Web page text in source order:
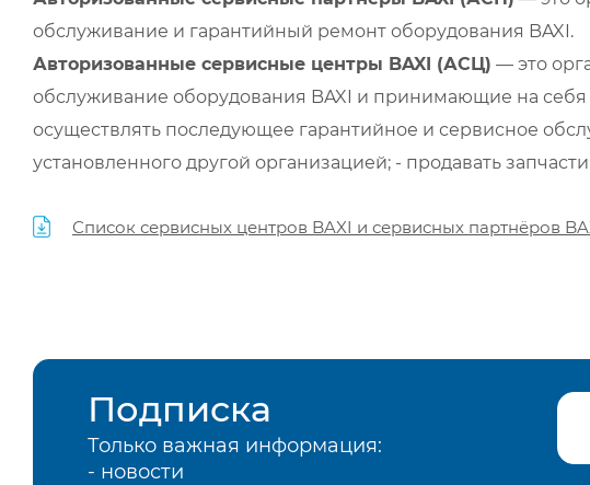
обслуживание и гарантийный ремонт оборудования BAXI.
Авторизованные сервисные центры BAXI (АСЦ) — это
обслуживание оборудования BAXI и принимающие на
осуществлять последующее гарантийное и сервисное
установленного другой организацией; - продавать
Список сервисных центров BAXI и сервисных партнёров
Подписка
Только важная информация:
- новости